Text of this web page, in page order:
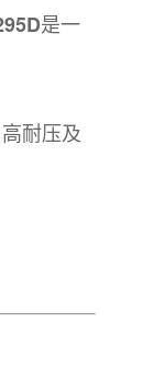
是一
耐压及